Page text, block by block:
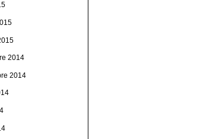
2014
2014